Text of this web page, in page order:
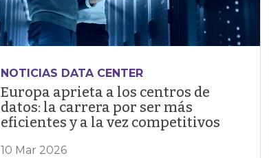
NOTICIAS DATA CENTER
Europa aprieta a los centros de
datos: la carrera por ser más
eficientes y a la vez competitivos
10 Mar 2026